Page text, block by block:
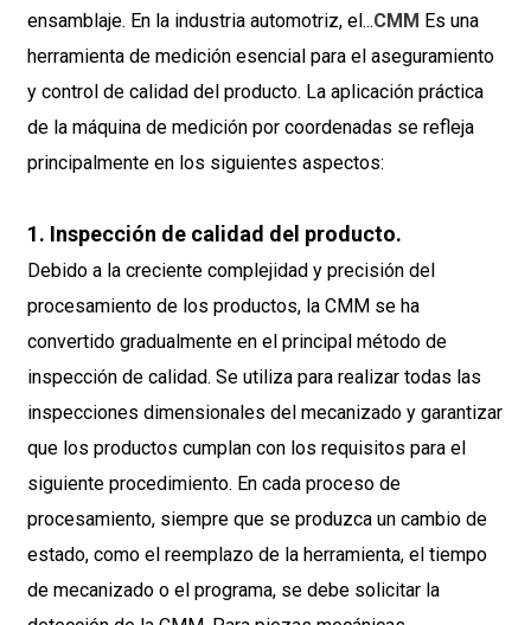
ensamblaje. En la industria automotriz, el...CMM Es una
herramienta de medición esencial para el aseguramiento
y control de calidad del producto. La aplicación práctica
de la máquina de medición por coordenadas se refleja
principalmente en los siguientes aspectos:
1. Inspección de calidad del producto.
Debido a la creciente complejidad y precisión del
procesamiento de los productos, la CMM se ha
convertido gradualmente en el principal método de
inspección de calidad. Se utiliza para realizar todas las
inspecciones dimensionales del mecanizado y garantizar
que los productos cumplan con los requisitos para el
siguiente procedimiento. En cada proceso de
procesamiento, siempre que se produzca un cambio de
estado, como el reemplazo de la herramienta, el tiempo
de mecanizado o el programa, se debe solicitar la